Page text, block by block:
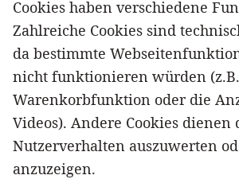
Cookies haben verschiedene
Zahlreiche Cookies sind
da bestimmte
nicht funktionieren würden
Warenkorbfunktion oder die
Videos). Andere Cookies dienen
Nutzerverhalten auszuwerten
anzuzeigen.